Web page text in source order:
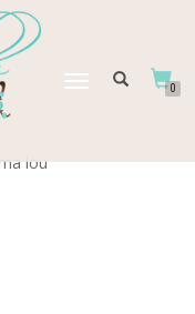
DÉPLIER
0
lou